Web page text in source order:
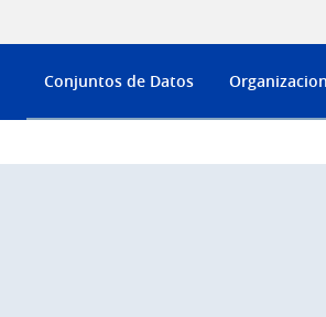
Conjuntos de Datos